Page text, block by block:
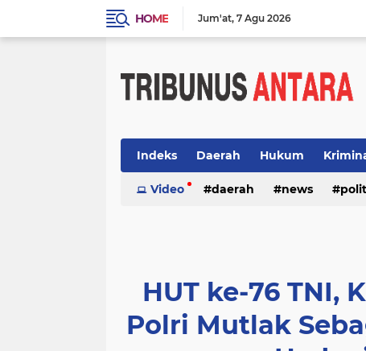
HOME Jum'at 7 Agu 2026
Indeks Daerah Hukum
Video daerah news
HUT ke-76 TNI,
Polri Mutlak